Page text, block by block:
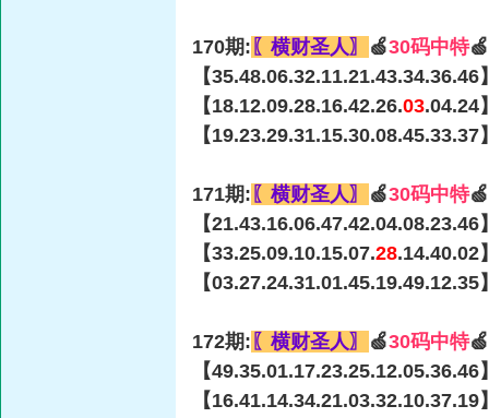
170期: 〖横财圣人〗 🍏30码中特
【35.48.06.32.11.21.43.34.36.46
【18.12.09.28.16.42.26.03.04.24
【19.23.29.31.15.30.08.45.33.37
171期: 〖横财圣人〗 🍏30码中特
【21.43.16.06.47.42.04.08.23.46
【33.25.09.10.15.07.28.14.40.02
【03.27.24.31.01.45.19.49.12.35
172期: 〖横财圣人〗 🍏30码中特
【49.35.01.17.23.25.12.05.36.46
【16.41.14.34.21.03.32.10.37.19